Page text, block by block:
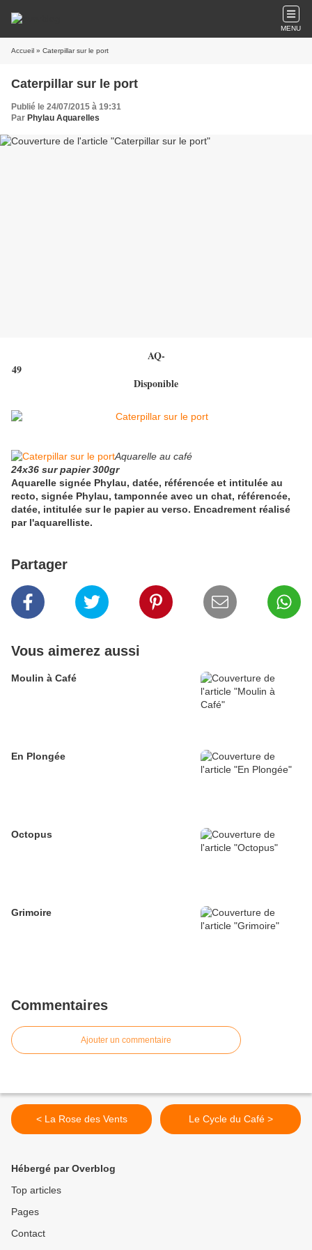
MENU
Accueil » Caterpillar sur le port
Caterpillar sur le port
Publié le 24/07/2015 à 19:31
Par Phylau Aquarelles
AQ-
49
Disponible
Aquarelle au café
24x36 sur papier 300gr
Aquarelle signée Phylau, datée, référencée et intitulée au
recto, signée Phylau, tamponnée avec un chat, référencée,
datée, intitulée sur le papier au verso. Encadrement réalisé
par l'aquarelliste.
Partager
Vous aimerez aussi
Moulin à Café
En Plongée
Octopus
Grimoire
Commentaires
Ajouter un commentaire
< La Rose des Vents Le Cycle du Café >
Hébergé par Overblog
Top articles
Pages
Contact